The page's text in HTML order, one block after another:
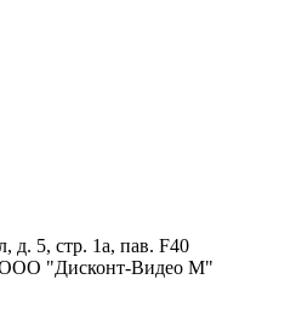
д. 5, стр. 1а, пав. F40
ООО "Дисконт-Видео М"